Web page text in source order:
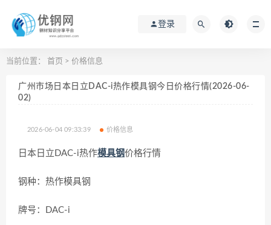
登录
当前位置： 首页 > 价格信息
广州市场日本日立DAC-i热作模具钢今日价格行情(2026-06-
02)
2026-06-04 09:33:39 价格信息
日本日立DAC-i热作模具钢价格行情
钢种：热作模具钢
牌号：DAC-i